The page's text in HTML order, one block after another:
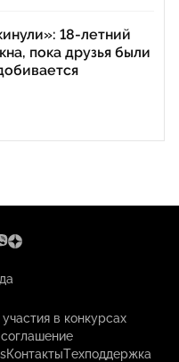
18-летний
пока друзья были
в конкурсах
КонтактыТехподдержка